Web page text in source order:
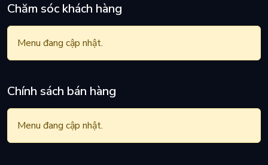
#Switch #switch_akko #akko #switch_pom #pom
#switch_akko_pom_pink #switch_akko_pom_silver
#switch_akko_pom_brown #silver #pink #brown
Chăm sóc khách hàng
Menu đang cập nhật.
Chính sách bán hàng
Menu đang cập nhật.